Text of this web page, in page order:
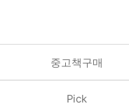
중고책구매
Pick